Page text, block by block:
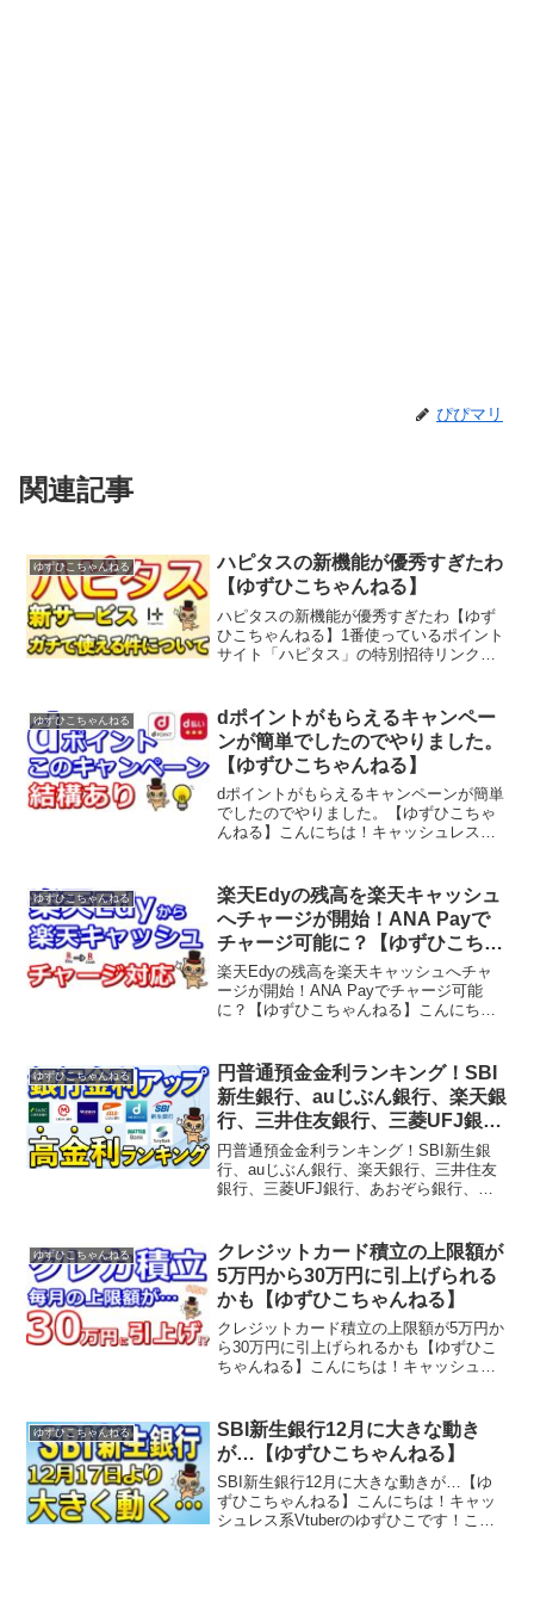
ぴぴマリ
関連記事
ゆずひこちゃんねる
ハピタスの新機能が優秀すぎたわ
【ゆずひこちゃんねる】
ハピタスの新機能が優秀すぎたわ【ゆず
ひこちゃんねる】1番使っているポイント
サイト「ハピタス」の特別招待リンク通
ゆずひこです！このチャンネルでは主に
キャッシュレスに...
ゆずひこちゃんねる
dポイントがもらえるキャンペー
ンが簡単でしたのでやりました。
【ゆずひこちゃんねる】
dポイントがもらえるキャンペーンが簡単
でしたのでやりました。【ゆずひこちゃ
んねる】こんにちは！キャッシュレス系
しています。キャッシュレスに関する登
録、チャージなど...
ゆずひこちゃんねる
楽天Edyの残高を楽天キャッシュ
へチャージが開始！ANA Payで
チャージ可能に？【ゆずひこちゃ
んねる】
楽天Edyの残高を楽天キャッシュへチャ
ージが開始！ANA Payでチャージ可能
に？【ゆずひこちゃんねる】こんにち
ュレスについて発信をしています。キャ
ッシュレスに関...
ゆずひこちゃんねる
円普通預金金利ランキング！SBI
新生銀行、auじぶん銀行、楽天銀
行、三井住友銀行、三菱UFJ銀
行、あおぞら銀行、しまホ、
DanDanBank【ゆずひこちゃん
ねる】
円普通預金金利ランキング！SBI新生銀
行、auじぶん銀行、楽天銀行、三井住友
銀行、三菱UFJ銀行、あおぞら銀行、し
がまだの方→こんにちは！キャッシュレ
ス系Vtu...
ゆずひこちゃんねる
クレジットカード積立の上限額が
5万円から30万円に引上げられる
かも【ゆずひこちゃんねる】
クレジットカード積立の上限額が5万円か
ら30万円に引上げられるかも【ゆずひこ
ちゃんねる】こんにちは！キャッシュレ
信をしています。キャッシュレスに関す
る登録、チャー...
ゆずひこちゃんねる
SBI新生銀行12月に大きな動き
が…【ゆずひこちゃんねる】
SBI新生銀行12月に大きな動きが…【ゆ
ずひこちゃんねる】こんにちは！キャッ
シュレス系Vtuberのゆずひこです！この